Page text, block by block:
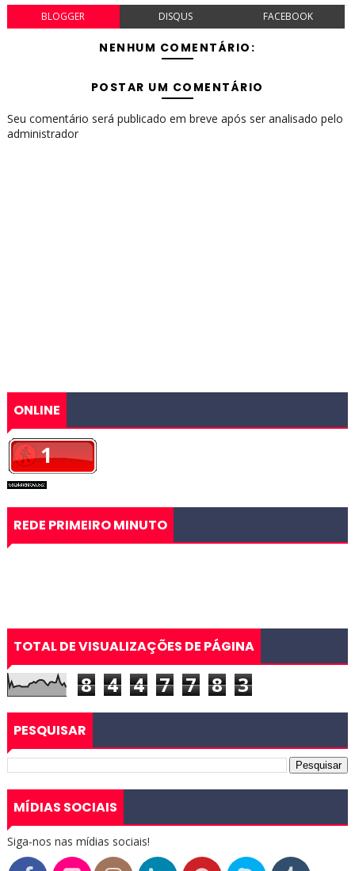
BLOGGER DISQUS FACEBOOK
NENHUM COMENTÁRIO:
POSTAR UM COMENTÁRIO
Seu comentário será publicado em breve após ser analisado pelo
administrador
ONLINE
REDE PRIMEIRO MINUTO
TOTAL DE VISUALIZAÇÕES DE PÁGINA
8 4 4 7 7 8 3
PESQUISAR
MÍDIAS SOCIAIS
Siga-nos nas mídias sociais!